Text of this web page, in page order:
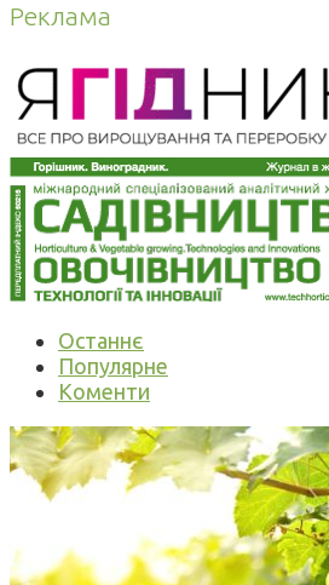
Реклама
Останнє
Популярне
Коменти